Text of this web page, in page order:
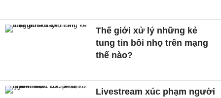
Thế giới xử lý những kẻ
tung tin bôi nhọ trên mạng
thế nào?
Livestream xúc phạm người